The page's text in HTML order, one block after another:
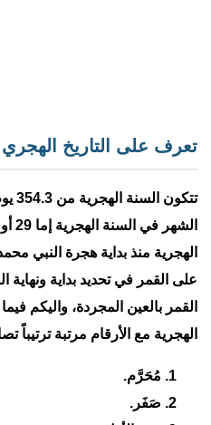
تعرف على التاريخ الهجري
الهجرية منذ بداية هجرة النبي
على القمر في تحديد بداية
القمر بالعين المجردة، واليكم
الهجرية مع الأرقام مرتبة ترتيباً
مُحَرَّم.
صَفَر.